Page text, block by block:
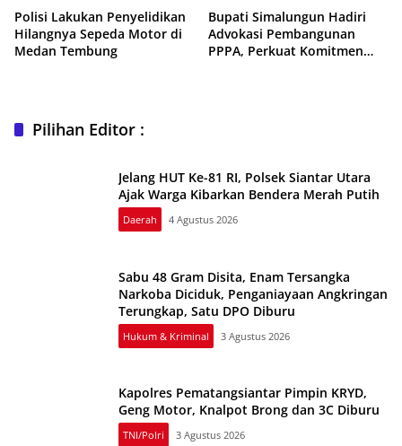
Polisi Lakukan Penyelidikan
Hilangnya Sepeda Motor di
Medan Tembung
Bupati Simalungun Hadiri
Advokasi Pembangunan
PPPA, Perkuat Komitmen
Pilihan Editor :
Jelang HUT Ke-81 RI, Polsek Siantar Utara
Ajak Warga Kibarkan Bendera Merah Putih
Daerah 4 Agustus 2026
Sabu 48 Gram Disita, Enam Tersangka
Narkoba Diciduk, Penganiayaan Angkringan
Terungkap, Satu DPO Diburu
Hukum & Kriminal 3 Agustus 2026
Kapolres Pematangsiantar Pimpin KRYD,
Geng Motor, Knalpot Brong dan 3C Diburu
TNI/Polri 3 Agustus 2026